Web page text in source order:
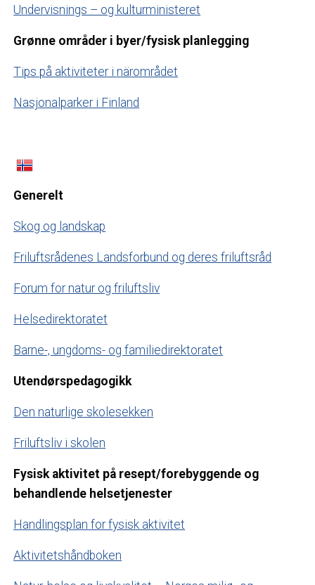
Undervisnings – og kulturministeret
Grønne områder i byer/fysisk planlegging
Tips på aktiviteter i närområdet
Nasjonalparker i Finland
Generelt
Skog og landskap
Friluftsrådenes Landsforbund og deres friluftsråd
Forum for natur og friluftsliv
Helsedirektoratet
Barne-, ungdoms- og familiedirektoratet
Utendørspedagogikk
Den naturlige skolesekken
Friluftsliv i skolen
Fysisk aktivitet på resept/forebyggende og
behandlende helsetjenester
Handlingsplan for fysisk aktivitet
Aktivitetshåndboken